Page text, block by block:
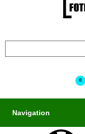
0
Navigation